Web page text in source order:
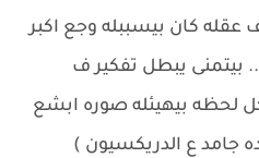
كان بيسببله وجع اكبر
بيتمنى يبطل تفكير ف
لحظه بيهيئله صوره ابشع
جامد ع الدريكسيون )